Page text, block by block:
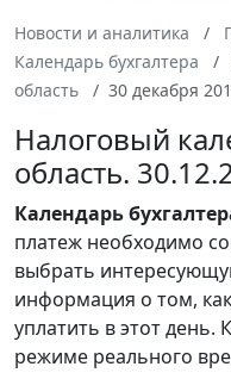
Новости и аналитика
Календарь бухгалтера
область
30 декабря
Налоговый
область.
Календарь
платеж необходимо
выбрать
информация о том,
уплатить в этот день.
режиме реального